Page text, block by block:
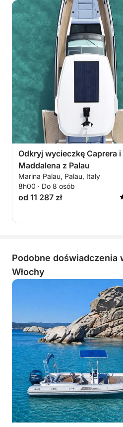
Odkryj wycieczkę Caprera i
Maddalena z Palau
Marina Palau, Palau, Italy
8h00 · Do 8 osób
od 11 287 zł
Podobne doświadczenia
Włochy